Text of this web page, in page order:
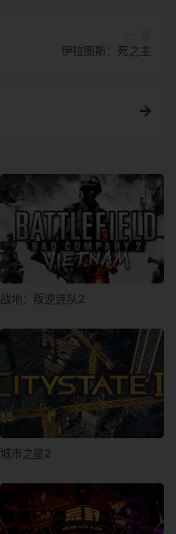
伊拉图斯：死之主
战地：叛逆连队2
城市之星2